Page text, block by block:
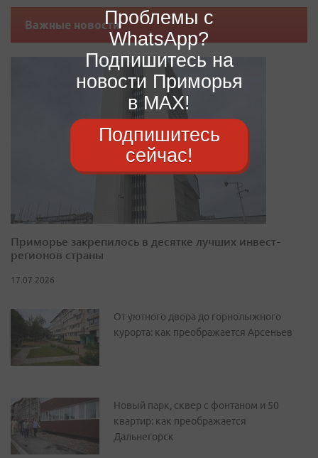
Важные новости
Приморье закрепилось в десятке лучших инвест-
регионов страны
17.07.2026
От уютного двора до горнолыжного
курорта: как преображается Арсеньев
Новый парк, сквер с фонтаном и 50
квартир: как преображается
Дальнегорск
Проблемы с
WhatsApp?
Подпишитесь на
новости Приморья
в MAX!
Подпишитесь
сейчас!